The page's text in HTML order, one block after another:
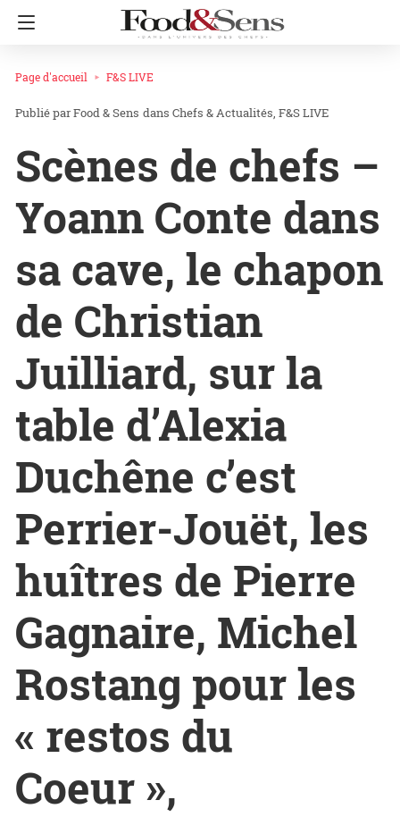
Page d'accueil F&S LIVE
Food & Sens dans Chefs & Actualités F&S LIVE
Scènes de chefs –
Yoann Conte dans
sa cave, le chapon
de Christian
Juilliard, sur la
table d’Alexia
Duchêne c’est
Perrier-Jouët, les
huîtres de Pierre
Gagnaire, Michel
Rostang pour les
« restos du
Coeur »,